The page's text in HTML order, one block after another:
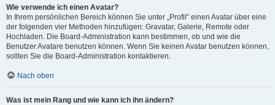
Wie verwende ich einen Avatar?
In Ihrem persönlichen Bereich können Sie unter „Profil“ einen Avatar über eine
der folgenden vier Methoden hinzufügen: Gravatar, Galerie, Remote oder
Hochladen. Die Board-Administration kann bestimmen, ob und wie die
Benutzer Avatare benutzen können. Wenn Sie keinen Avatar benutzen können,
sollten Sie die Board-Administration kontaktieren.
Nach oben
Was ist mein Rang und wie kann ich ihn ändern?